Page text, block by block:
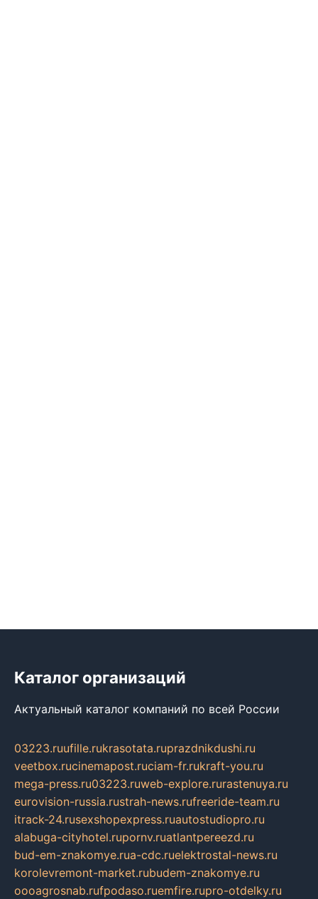
Каталог организаций
Актуальный каталог компаний по всей России
03223.ruufille.rukrasotata.ruprazdnikdushi.ru
veetbox.rucinemapost.ruciam-fr.rukraft-you.ru
mega-press.ru03223.ruweb-explore.rurastenuya.ru
eurovision-russia.rustrah-news.rufreeride-team.ru
itrack-24.rusexshopexpress.ruautostudiopro.ru
alabuga-cityhotel.rupornv.ruatlantpereezd.ru
bud-em-znakomye.rua-cdc.ruelektrostal-news.ru
korolevremont-market.rubudem-znakomye.ru
oooagrosnab.rufpodaso.ruemfire.rupro-otdelky.ru